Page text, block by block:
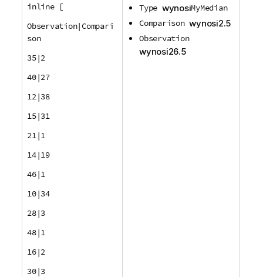
inline [
Observation|Compari
son
35|2
40|27
12|38
15|31
21|1
14|19
46|1
10|34
28|3
48|1
16|2
30|3
Type wynosiMyMedian
Comparisonwynosi2.5
Observation
wynosi26.5